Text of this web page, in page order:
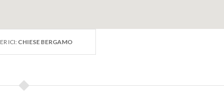
ICI: CHIESE BERGAMO